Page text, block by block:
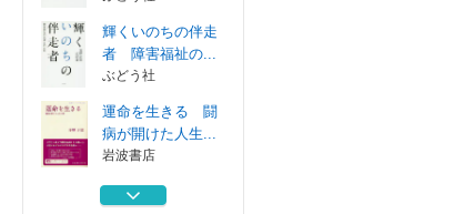
輝くいのちの伴走
者 障害福祉の...
ぶどう社
運命を生きる 闘
病が開けた人生...
岩波書店
スピード開票実践